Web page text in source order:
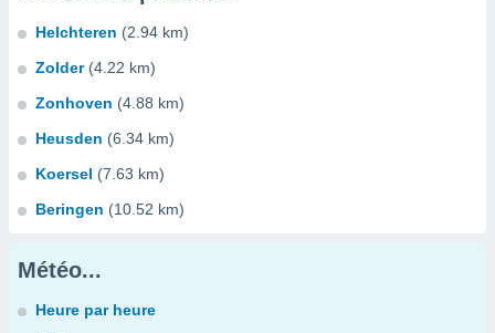
Helchteren (2.94 km)
Zolder (4.22 km)
Zonhoven (4.88 km)
Heusden (6.34 km)
Koersel (7.63 km)
Beringen (10.52 km)
Météo...
Heure par heure